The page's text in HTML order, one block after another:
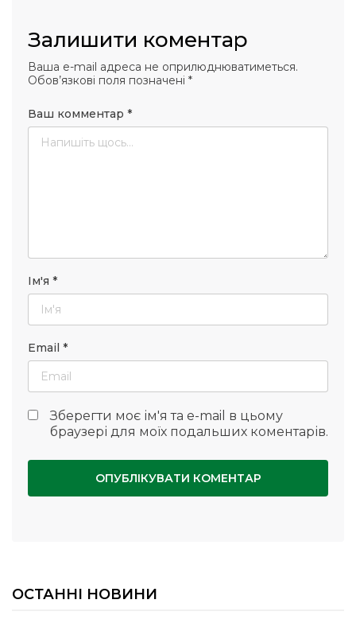
Залишити коментар
Ваша e-mail адреса не оприлюднюватиметься.
Обов’язкові поля позначені *
Ваш комментар *
Ім'я *
Email *
Зберегти моє ім'я та e-mail в цьому
браузері для моїх подальших коментарів.
ОСТАННІ НОВИНИ